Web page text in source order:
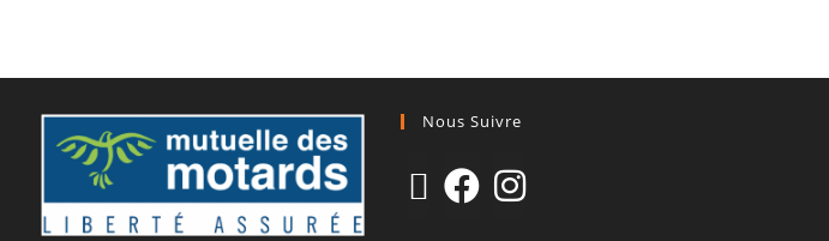
Nous Suivre